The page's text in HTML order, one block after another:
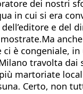
dei nostri
in cui si era
e
è
travolta
martoriate
Certo, non